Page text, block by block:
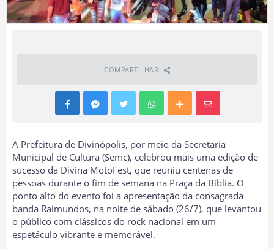
COMPARTILHAR
A Prefeitura de Divinópolis, por meio da Secretaria
Municipal de Cultura (Semc), celebrou mais uma edição de
sucesso da Divina MotoFest, que reuniu centenas de
pessoas durante o fim de semana na Praça da Bíblia. O
ponto alto do evento foi a apresentação da consagrada
banda Raimundos, na noite de sábado (26/7), que levantou
o público com clássicos do rock nacional em um
espetáculo vibrante e memorável.